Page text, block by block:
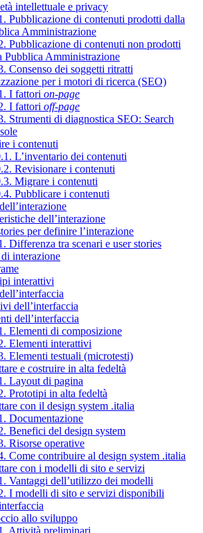
intellettuale e privacy
Pubblicazione di contenuti prodotti dalla
Amministrazione
Pubblicazione di contenuti non prodotti
Pubblica Amministrazione
Consenso dei soggetti ritratti
per i motori di ricerca (SEO)
I fattori on-page
I fattori off-page
Strumenti di diagnostica SEO: Search
i contenuti
L’inventario dei contenuti
Revisionare i contenuti
Migrare i contenuti
Pubblicare i contenuti
dell’interazione
per definire l’interazione
Differenza tra scenari e user stories
interazione
interattivi
dell’interfaccia
dell’interfaccia
Elementi di composizione
Elementi interattivi
Elementi testuali (microtesti)
e costruire in alta fedeltà
Layout di pagina
Prototipi in alta fedeltà
con il design system .italia
Documentazione
Benefici del design system
Risorse operative
Come contribuire al design system .italia
con i modelli di sito e servizi
Vantaggi dell’utilizzo dei modelli
I modelli di sito e servizi disponibili
allo sviluppo
Attività preliminari